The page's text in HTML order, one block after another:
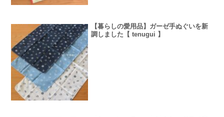
【暮らしの愛用品】ガーゼ手ぬぐいを新
調しました【 tenugui 】